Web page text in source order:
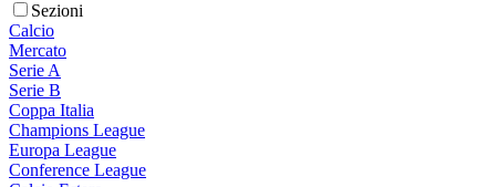
Sezioni
Calcio
Mercato
Serie A
Serie B
Coppa Italia
Champions League
Europa League
Conference League